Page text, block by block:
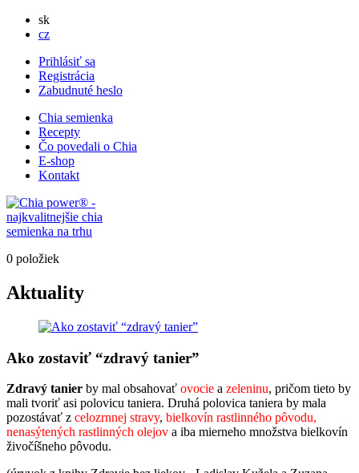
sk
cz
Prihlásiť sa
Registrácia
Zabudnuté heslo
Chia semienka
Recepty
Čo povedali o Chia
E-shop
Kontakt
0 položiek
Aktuality
Ako zostaviť “zdravý tanier”
Zdravý tanier by mal obsahovať ovocie a zeleninu, pričom tieto by
mali tvoriť asi polovicu taniera. Druhá polovica taniera by mala
pozostávať z celozrnnej stravy, bielkovín rastlinného pôvodu,
nenasýtených rastlinných olejov a iba mierneho množstva bielkovín
živočíšneho pôvodu.